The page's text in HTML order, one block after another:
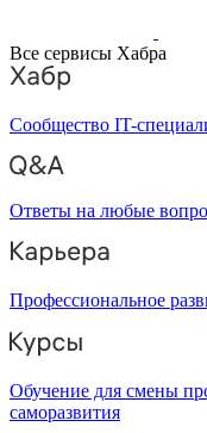
Все сервисы Хабра
Сообщество IT-
Ответы на любые
Профессиональное
Обучение для смены
саморазвития